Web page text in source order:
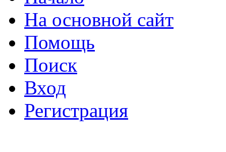
На основной сайт
Помощь
Поиск
Вход
Регистрация